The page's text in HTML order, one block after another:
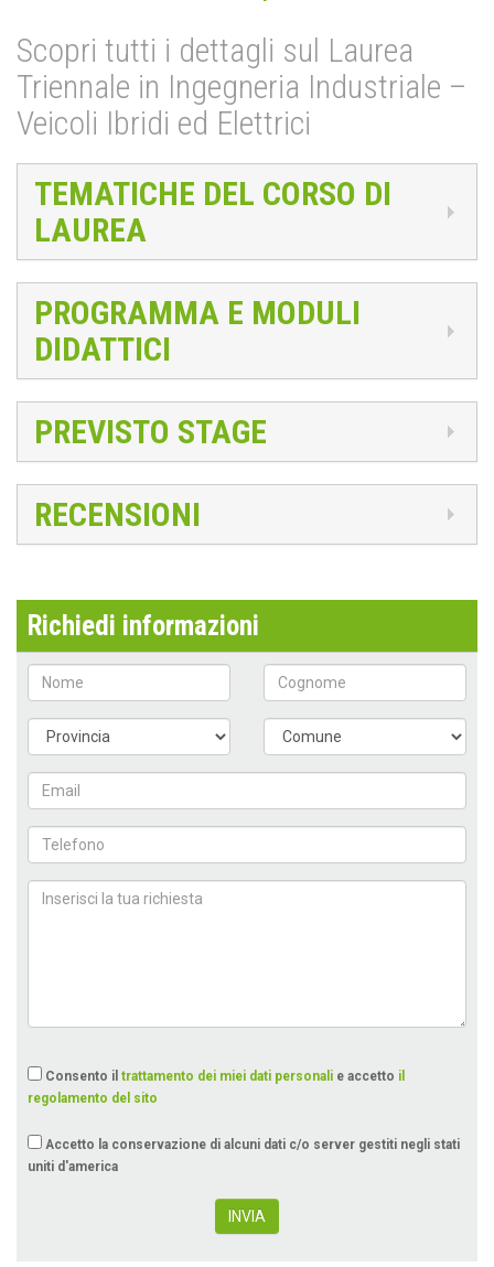
Scopri tutti i dettagli sul Laurea
Triennale in Ingegneria Industriale –
Veicoli Ibridi ed Elettrici
TEMATICHE DEL CORSO DI
LAUREA
PROGRAMMA E MODULI
DIDATTICI
PREVISTO STAGE
RECENSIONI
Richiedi informazioni
Consento il trattamento dei miei dati personali e accetto il
regolamento del sito
Accetto la conservazione di alcuni dati c/o server gestiti negli stati
uniti d'america
INVIA